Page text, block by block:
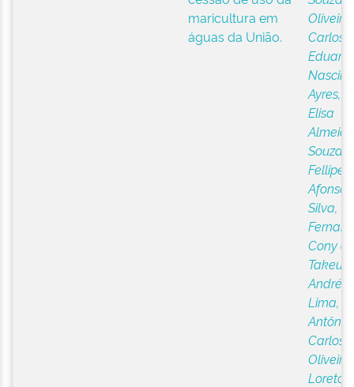
maricultura em
águas da União.
Oliveira,
Carlos
Ayres,
Elisa
Souza,
Fellipe
Afonso
Silva,
Cony
Takeuti,
Andréa
Lima,
Antônio
Carlos
Oliveira
Loreto,